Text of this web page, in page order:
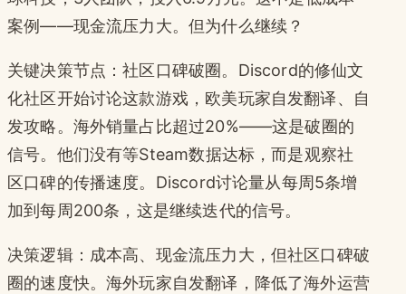
案例——现金流压力大。但为什么继续？
关键决策节点：社区口碑破圈。Discord的修仙文
化社区开始讨论这款游戏，欧美玩家自发翻译、自
发攻略。海外销量占比超过20%——这是破圈的
信号。他们没有等Steam数据达标，而是观察社
区口碑的传播速度。Discord讨论量从每周5条增
加到每周200条，这是继续迭代的信号。
决策逻辑：成本高、现金流压力大，但社区口碑破
圈的速度快。海外玩家自发翻译，降低了海外运营